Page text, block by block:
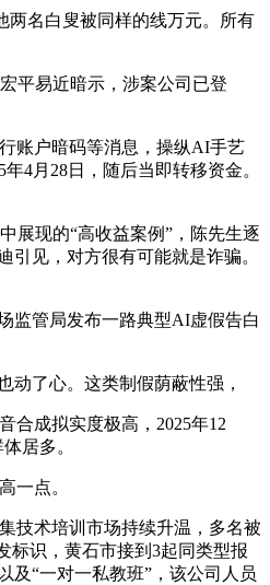
名白叟被同样的线万元。所有
平易近暗示，涉案公司已登
账户暗码等消息，操纵AI手艺
4月28日，随后当即转移资金。
现的“高收益案例”，陈先生逐
见，对方很有可能就是诈骗。
监管局发布一路典型AI虚假告白
了心。这类制假荫蔽性强，
成拟实度极高，2025年12
居多。
一点。
技术培训市场持续升温，多名被
标识，黄石市接到3起同类型报
及“一对一私教班”，该公司人员